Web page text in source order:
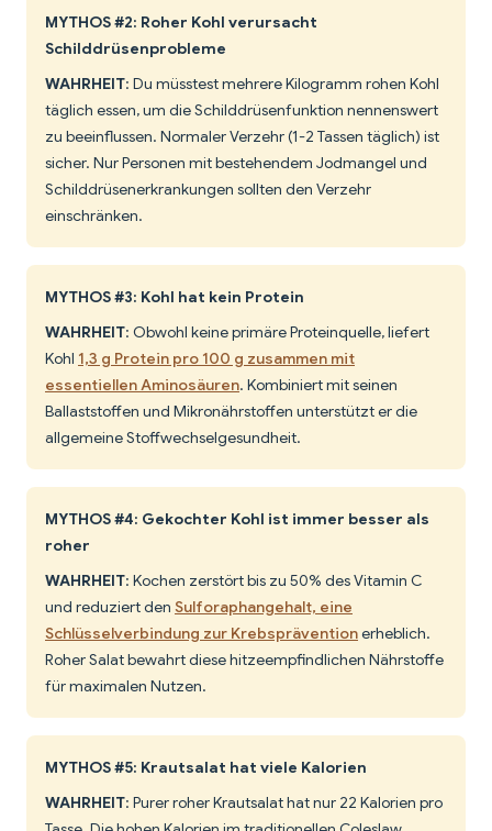
MYTHOS #2: Roher Kohl verursacht
Schilddrüsenprobleme
WAHRHEIT: Du müsstest mehrere Kilogramm rohen Kohl
täglich essen, um die Schilddrüsenfunktion nennenswert
zu beeinflussen. Normaler Verzehr (1-2 Tassen täglich) ist
sicher. Nur Personen mit bestehendem Jodmangel und
Schilddrüsenerkrankungen sollten den Verzehr
einschränken.
MYTHOS #3: Kohl hat kein Protein
WAHRHEIT: Obwohl keine primäre Proteinquelle, liefert
Kohl 1,3 g Protein pro 100 g zusammen mit
essentiellen Aminosäuren. Kombiniert mit seinen
Ballaststoffen und Mikronährstoffen unterstützt er die
allgemeine Stoffwechselgesundheit.
MYTHOS #4: Gekochter Kohl ist immer besser als
roher
WAHRHEIT: Kochen zerstört bis zu 50% des Vitamin C
und reduziert den Sulforaphangehalt, eine
Schlüsselverbindung zur Krebspräventionerheblich.
Roher Salat bewahrt diese hitzeempfindlichen Nährstoffe
für maximalen Nutzen.
MYTHOS #5: Krautsalat hat viele Kalorien
WAHRHEIT: Purer roher Krautsalat hat nur 22 Kalorien pro